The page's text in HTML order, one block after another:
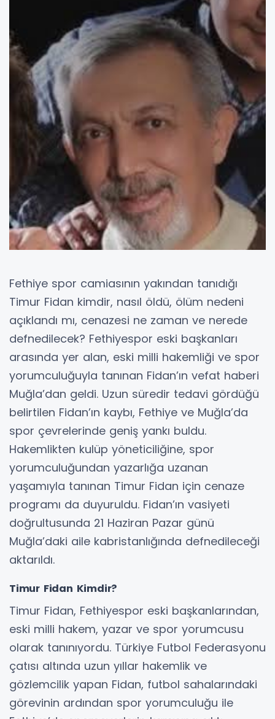
Fethiye spor camiasının yakından tanıdığı
Timur Fidan kimdir, nasıl öldü, ölüm nedeni
açıklandı mı, cenazesi ne zaman ve nerede
defnedilecek? Fethiyespor eski başkanları
arasında yer alan, eski milli hakemliği ve spor
yorumculuğuyla tanınan Fidan’ın vefat haberi
Muğla’dan geldi. Uzun süredir tedavi gördüğü
belirtilen Fidan’ın kaybı, Fethiye ve Muğla’da
spor çevrelerinde geniş yankı buldu.
Hakemlikten kulüp yöneticiliğine, spor
yorumculuğundan yazarlığa uzanan
yaşamıyla tanınan Timur Fidan için cenaze
programı da duyuruldu. Fidan’ın vasiyeti
doğrultusunda 21 Haziran Pazar günü
Muğla’daki aile kabristanlığında defnedileceği
aktarıldı.
Timur Fidan Kimdir?
Timur Fidan, Fethiyespor eski başkanlarından,
eski milli hakem, yazar ve spor yorumcusu
olarak tanınıyordu. Türkiye Futbol Federasyonu
çatısı altında uzun yıllar hakemlik ve
gözlemcilik yapan Fidan, futbol sahalarındaki
görevinin ardından spor yorumculuğu ile